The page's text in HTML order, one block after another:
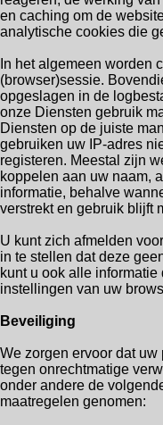
en caching om de
analytische cookies die
In het algemeen worden
(browser)sessie.
opgeslagen in de
onze Diensten gebruik
Diensten op de juiste
gebruiken uw IP-adres
registeren. Meestal zijn
koppelen aan uw naam,
informatie, behalve
verstrekt en gebruik blijft
U kunt zich afmelden
in te stellen dat deze
kunt u ook alle
instellingen van uw
Beveiliging
We zorgen ervoor dat
tegen onrechtmatige
onder andere de
maatregelen genomen: